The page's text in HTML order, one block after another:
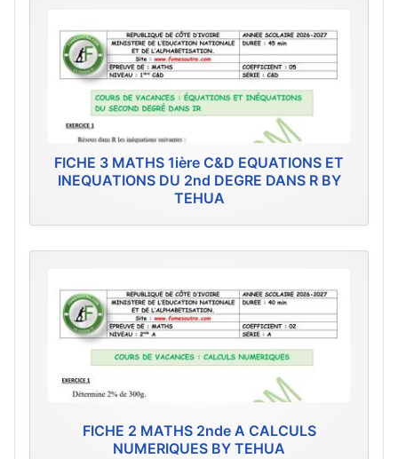
FICHE 3 MATHS 1ière C&D EQUATIONS ET
INEQUATIONS DU 2nd DEGRE DANS R BY
TEHUA
FICHE 2 MATHS 2nde A CALCULS
NUMERIQUES BY TEHUA